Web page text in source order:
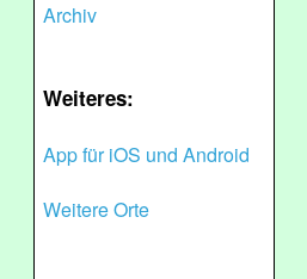
Archiv
Weiteres:
App für iOS und Android
Weitere Orte